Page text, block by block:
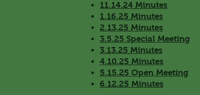
11.14.24 Minutes
1.16.25 Minutes
2.13.25 Minutes
3.5.25 Special Meeting
3.13.25 Minutes
4.10.25 Minutes
5.15.25 Open Meeting
6.12.25 Minutes